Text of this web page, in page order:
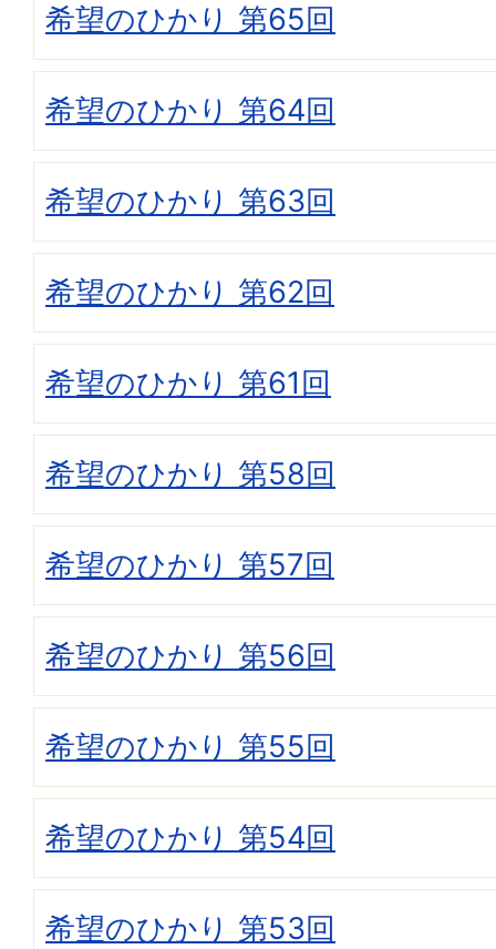
希望のひかり 第65回
希望のひかり 第64回
希望のひかり 第63回
希望のひかり 第62回
希望のひかり 第61回
希望のひかり 第58回
希望のひかり 第57回
希望のひかり 第56回
希望のひかり 第55回
希望のひかり 第54回
希望のひかり 第53回